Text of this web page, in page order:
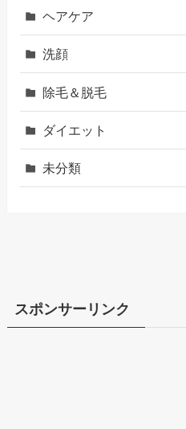
ヘアケア
洗顔
除毛＆脱毛
ダイエット
未分類
スポンサーリンク